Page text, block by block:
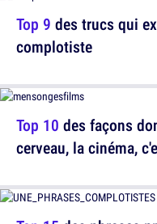
Top 9 des trucs qui
complotiste
Top 10 des façons
cerveau, la cinéma,